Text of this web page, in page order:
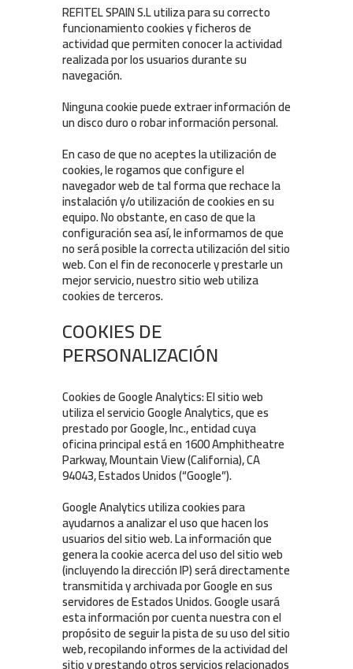
REFITEL SPAIN S.L utiliza para su correcto
funcionamiento cookies y ficheros de
actividad que permiten conocer la actividad
realizada por los usuarios durante su
navegación.
Ninguna cookie puede extraer información de
un disco duro o robar información personal.
En caso de que no aceptes la utilización de
cookies, le rogamos que configure el
navegador web de tal forma que rechace la
instalación y/o utilización de cookies en su
equipo. No obstante, en caso de que la
configuración sea así, le informamos de que
no será posible la correcta utilización del sitio
web. Con el fin de reconocerle y prestarle un
mejor servicio, nuestro sitio web utiliza
cookies de terceros.
COOKIES DE
PERSONALIZACIÓN
Cookies de Google Analytics: El sitio web
utiliza el servicio Google Analytics, que es
prestado por Google, Inc., entidad cuya
oficina principal está en 1600 Amphitheatre
Parkway, Mountain View (California), CA
94043, Estados Unidos (“Google”).
Google Analytics utiliza cookies para
ayudarnos a analizar el uso que hacen los
usuarios del sitio web. La información que
genera la cookie acerca del uso del sitio web
(incluyendo la dirección IP) será directamente
transmitida y archivada por Google en sus
servidores de Estados Unidos. Google usará
esta información por cuenta nuestra con el
propósito de seguir la pista de su uso del sitio
web, recopilando informes de la actividad del